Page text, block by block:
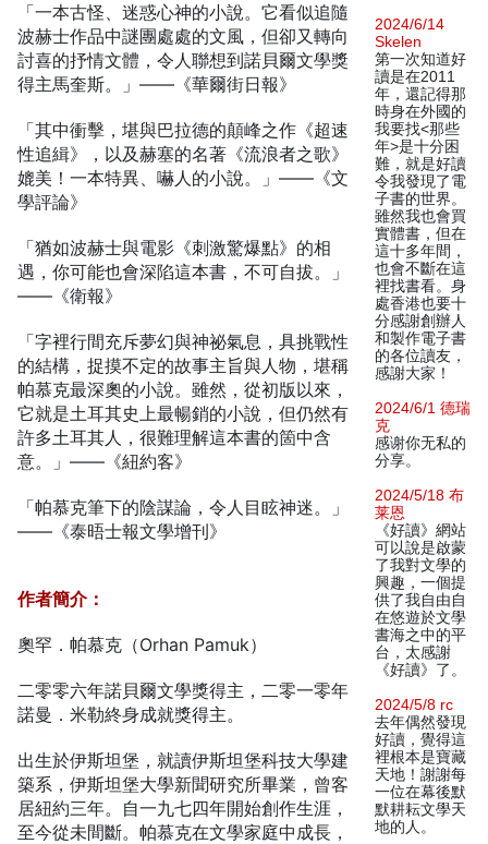
「一本古怪、迷惑心神的小說。它看似追隨
波赫士作品中謎團處處的文風，但卻又轉向
討喜的抒情文體，令人聯想到諾貝爾文學獎
得主馬奎斯。」——《華爾街日報》
「其中衝擊，堪與巴拉德的顛峰之作《超速
性追緝》，以及赫塞的名著《流浪者之歌》
媲美！一本特異、嚇人的小說。」——《文
學評論》
「猶如波赫士與電影《刺激驚爆點》的相
遇，你可能也會深陷這本書，不可自拔。」
——《衛報》
「字裡行間充斥夢幻與神祕氣息，具挑戰性
的結構，捉摸不定的故事主旨與人物，堪稱
帕慕克最深奧的小說。雖然，從初版以來，
它就是土耳其史上最暢銷的小說，但仍然有
許多土耳其人，很難理解這本書的箇中含
意。」——《紐約客》
「帕慕克筆下的陰謀論，令人目眩神迷。」
——《泰晤士報文學增刊》
作者簡介：
奧罕．帕慕克（Orhan Pamuk）
二零零六年諾貝爾文學獎得主，二零一零年
諾曼．米勒終身成就獎得主。
出生於伊斯坦堡，就讀伊斯坦堡科技大學建
築系，伊斯坦堡大學新聞研究所畢業，曾客
居紐約三年。自一九七四年開始創作生涯，
至今從未間斷。帕慕克在文學家庭中成長，
2024/6/14
Skelen
第一次知道好
讀是在2011
年，還記得那
時身在外國的
我要找<那些
年>是十分困
難，就是好讀
令我發現了電
子書的世界。
雖然我也會買
實體書，但在
這十多年間，
也會不斷在這
裡找書看。身
處香港也要十
分感謝創辦人
和製作電子書
的各位讀友，
感謝大家！
2024/6/1 德瑞
克
感谢你无私的
分享。
2024/5/18 布
莱恩
《好讀》網站
可以說是啟蒙
了我對文學的
興趣，一個提
供了我自由自
在悠遊於文學
書海之中的平
台，太感謝
《好讀》了。
2024/5/8 rc
去年偶然發現
好讀，覺得這
裡根本是寶藏
天地！謝謝每
一位在幕後默
默耕耘文學天
地的人。